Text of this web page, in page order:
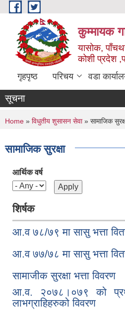
Skip to main content
कुम्मायक
यासोक,
कोशी प्रदेश
गृहपृष्ठ परिचय वडा
सूचना
You are here
Home » विधुतीय शुसासन सेवा» सामाजिक
सामाजिक सुरक्षा
आर्थिक वर्ष
शिर्षक
आ.व ७८/७९ मा सासु भत्ता
आ.व ७७/७८ मा सासु भत्ता
सामाजीक सुरक्षा भत्ता विवरण
आ.व. २०७८।०७९ को प्रथम
लाभग्राहिहरुको विवरण